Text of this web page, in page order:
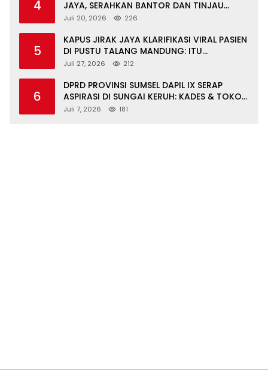
4
JAYA, SERAHKAN BANTOR DAN TINJAU
JALAN RUSAK SERTA TPS 3R
Juli 20, 2026 226
5
KAPUS JIRAK JAYA KLARIFIKASI VIRAL PASIEN
DI PUSTU TALANG MANDUNG: ITU
MISKOMUNIKASI
Juli 27, 2026 212
6
DPRD PROVINSI SUMSEL DAPIL IX SERAP
ASPIRASI DI SUNGAI KERUH: KADES & TOKOH
DESAK INFRASTRUKTUR, PENDIDIKAN,
Juli 7, 2026 181